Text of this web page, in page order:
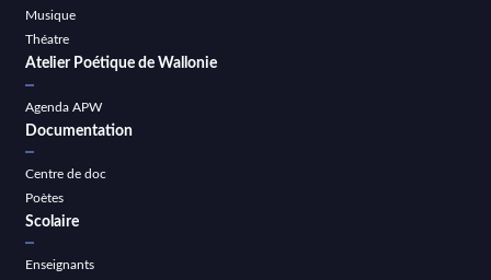
Musique
Théatre
Atelier Poétique de Wallonie
Agenda APW
Documentation
Centre de doc
Poètes
Scolaire
Enseignants